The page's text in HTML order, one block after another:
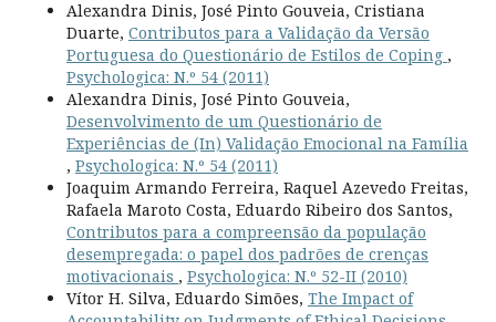
Alexandra Dinis, José Pinto Gouveia, Cristiana
Duarte, Contributos para a Validação da Versão
Portuguesa do Questionário de Estilos de Coping ,
Psychologica: N.º 54 (2011)
Alexandra Dinis, José Pinto Gouveia,
Desenvolvimento de um Questionário de
Experiências de (In) Validação Emocional na Família
, Psychologica: N.º 54 (2011)
Joaquim Armando Ferreira, Raquel Azevedo Freitas,
Rafaela Maroto Costa, Eduardo Ribeiro dos Santos,
Contributos para a compreensão da população
desempregada: o papel dos padrões de crenças
motivacionais , Psychologica: N.º 52-II (2010)
Vítor H. Silva, Eduardo Simões, The Impact of